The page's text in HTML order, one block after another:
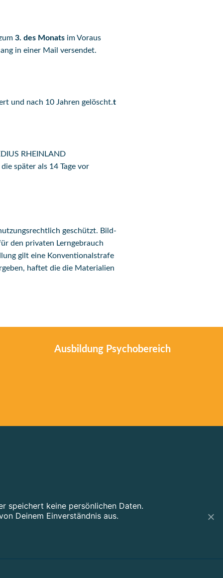
3. des Monats im Voraus
in einer Mail versendet.
und nach 10 Jahren gelöscht.t
RHEINLAND
später als 14 Tage vor
geschützt. Bild-
den privaten Lerngebrauch
gilt eine Konventionalstrafe
haftet die die Materialien
Ausbildung Psychobereich
speichert keine persönlichen Daten.
Deinem Einverständnis aus.